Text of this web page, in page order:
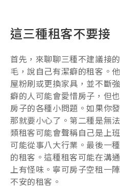
這三種租客不要接
首先，來聊聊三種不建議接
毛，說自己有潔癖的租客。
屋粉刷或更換家具，並不斷
癖的人可能會愛惜房子，但
房子的各種小問題。如果你
那就要小心了。第二種是無
類租客可能會聲稱自己是上
可能從事八大行業。最後一
的租客。這種租客可能在溝
上有怪味。寧可房子空租一
不安的租客。